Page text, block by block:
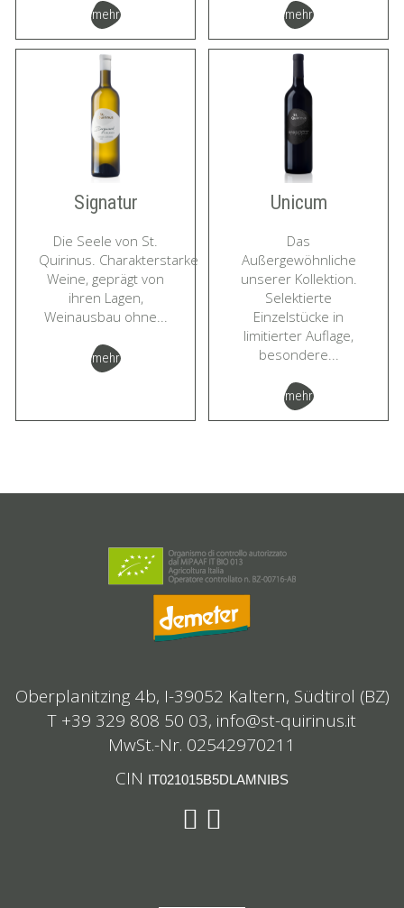
mehr mehr
Signatur
Die Seele von St.
Quirinus. Charakterstarke
Weine, geprägt von
ihren Lagen,
Weinausbau ohne...
mehr
Unicum
Das
Außergewöhnliche
unserer Kollektion.
Selektierte
Einzelstücke in
limitierter Auflage,
besondere...
mehr
Oberplanitzing 4b, I-39052 Kaltern, Südtirol (BZ)
T +39 329 808 50 03, info@st-quirinus.it
MwSt.-Nr. 02542970211
CIN
IT021015B5DLAMNIBS